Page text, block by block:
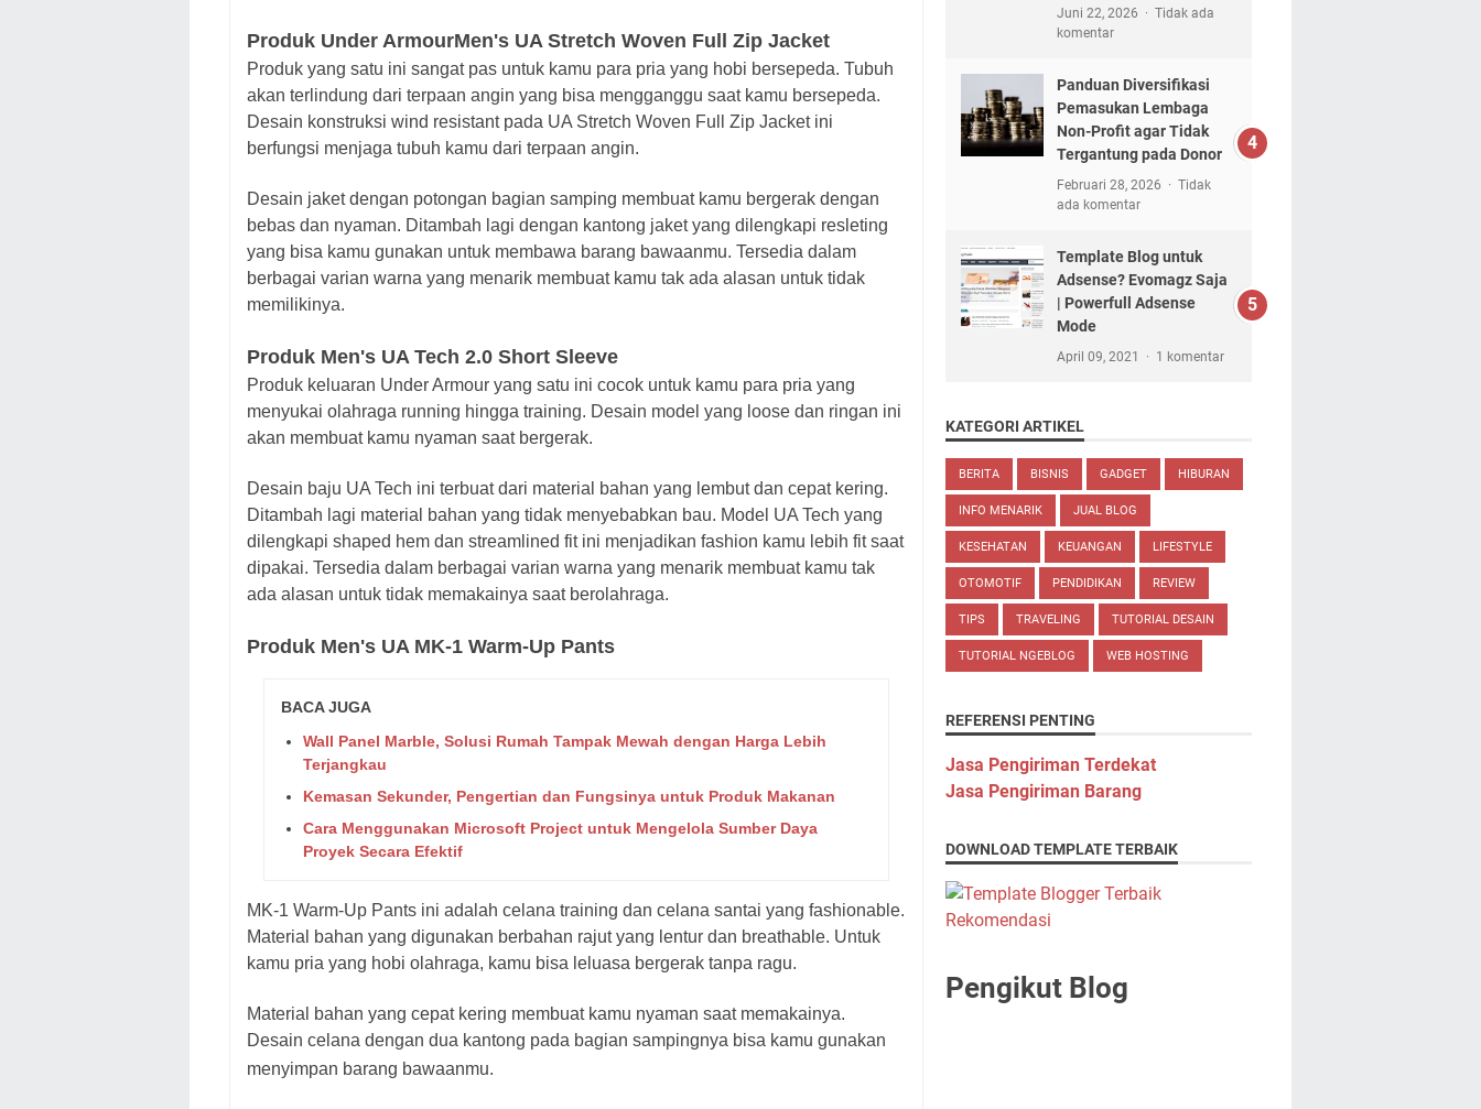
Produk Under ArmourMen's UA Stretch Woven Full Zip Jacket
Produk yang satu ini sangat pas untuk kamu para pria yang hobi bersepeda. Tubuh
akan terlindung dari terpaan angin yang bisa mengganggu saat kamu bersepeda.
Desain konstruksi wind resistant pada UA Stretch Woven Full Zip Jacket ini
berfungsi menjaga tubuh kamu dari terpaan angin.
Desain jaket dengan potongan bagian samping membuat kamu bergerak dengan
bebas dan nyaman. Ditambah lagi dengan kantong jaket yang dilengkapi resleting
yang bisa kamu gunakan untuk membawa barang bawaanmu. Tersedia dalam
berbagai varian warna yang menarik membuat kamu tak ada alasan untuk tidak
memilikinya.
Produk Men's UA Tech 2.0 Short Sleeve
Produk keluaran Under Armour yang satu ini cocok untuk kamu para pria yang
menyukai olahraga running hingga training. Desain model yang loose dan ringan ini
akan membuat kamu nyaman saat bergerak.
Desain baju UA Tech ini terbuat dari material bahan yang lembut dan cepat kering.
Ditambah lagi material bahan yang tidak menyebabkan bau. Model UA Tech yang
dilengkapi shaped hem dan streamlined fit ini menjadikan fashion kamu lebih fit saat
dipakai. Tersedia dalam berbagai varian warna yang menarik membuat kamu tak
ada alasan untuk tidak memakainya saat berolahraga.
Produk Men's UA MK-1 Warm-Up Pants
BACA JUGA
Wall Panel Marble, Solusi Rumah Tampak Mewah dengan Harga Lebih
Terjangkau
Kemasan Sekunder, Pengertian dan Fungsinya untuk Produk Makanan
Cara Menggunakan Microsoft Project untuk Mengelola Sumber Daya
Proyek Secara Efektif
MK-1 Warm-Up Pants ini adalah celana training dan celana santai yang fashionable.
Material bahan yang digunakan berbahan rajut yang lentur dan breathable. Untuk
kamu pria yang hobi olahraga, kamu bisa leluasa bergerak tanpa ragu.
Material bahan yang cepat kering membuat kamu nyaman saat memakainya.
Desain celana dengan dua kantong pada bagian sampingnya bisa kamu gunakan
menyimpan barang bawaanmu.
Juni 22, 2026
Tidak ada
komentar
Panduan Diversifikasi
Pemasukan Lembaga
Non-Profit agar Tidak
Tergantung pada Donor
Februari 28, 2026
Tidak
ada komentar
Template Blog untuk
Adsense? Evomagz Saja
| Powerfull Adsense
Mode
April 09, 2021 1 komentar
KATEGORI ARTIKEL
BERITA BISNIS GADGET HIBURAN
INFO MENARIK JUAL BLOG
KESEHATAN KEUANGAN LIFESTYLE
OTOMOTIF PENDIDIKAN REVIEW
TIPS TRAVELING TUTORIAL DESAIN
TUTORIAL NGEBLOG WEB HOSTING
REFERENSI PENTING
Jasa Pengiriman Terdekat
Jasa Pengiriman Barang
DOWNLOAD TEMPLATE TERBAIK
Pengikut Blog